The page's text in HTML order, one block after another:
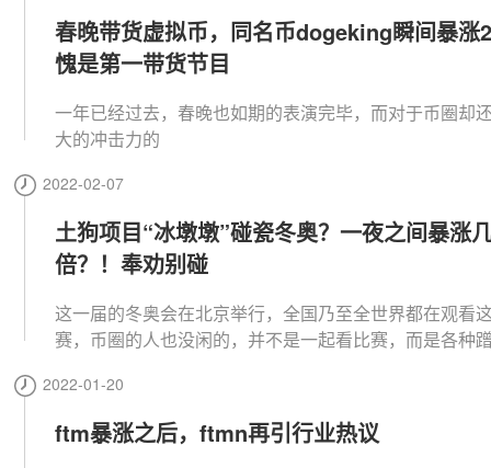
在售，最低报价已达2000美元，最高报价88888美元。
发行价99美元相比，暴涨了近1000倍。（格隆汇）
春晚带货虚拟币，同名币dogeking瞬间暴涨
愧是第一带货节目
一年已经过去，春晚也如期的表演完毕，而对于币圈却
大的冲击力的
2022-02-07
土狗项目“冰墩墩”碰瓷冬奥？一夜之间暴涨
倍？！奉劝别碰
这一届的冬奥会在北京举行，全国乃至全世界都在观看
赛，币圈的人也没闲的，并不是一起看比赛，而是各种
2022-01-20
ftm暴涨之后，ftmn再引行业热议